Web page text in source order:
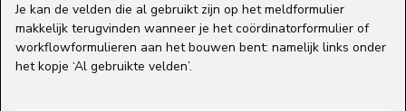
Je kan de velden die al gebruikt zijn op het meldformulier
makkelijk terugvinden wanneer je het coördinatorformulier of
workflowformulieren aan het bouwen bent: namelijk links onder
het kopje ‘Al gebruikte velden’.